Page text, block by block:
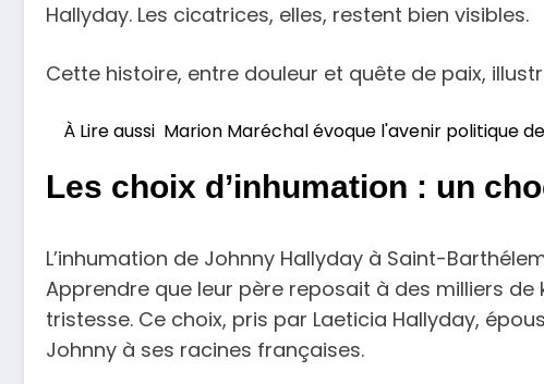
Hallyday. Les cicatrices, elles, restent bien visibles.
Cette histoire, entre douleur et quête de paix,
À Lire aussi Marion Maréchal évoque l'avenir politique
Les choix d’inhumation : un
L’inhumation de Johnny Hallyday à Saint-
Apprendre que leur père reposait à des milliers
tristesse. Ce choix, pris par Laeticia Hallyday,
Johnny à ses racines françaises.